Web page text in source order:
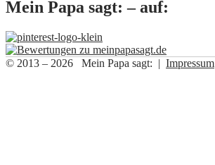
Mein Papa sagt: – auf:
© 2013 – 2026 Mein Papa sagt: | Impressum